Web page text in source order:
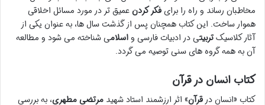
مخاطبان رساند و راه را برایفکر کردنعمیق تر در مورد مسائل اخلاقی
هموار ساخت. این کتاب همچنان پس از گذشت سال ها، به عنوان یکی از
آثار کلاسیکتربیتی در ادبیات فارسی واسلامی شناخته می شود و مطالعه
آن به همه گروه های سنی توصیه می گردد.
کتاب انسان در قرآن
کتاب «انسان در قرآن» اثر ارزشمند استاد شهید مرتضی مطهری، به بررسی